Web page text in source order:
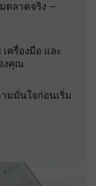
ตลาดจริง —
ครื่องมือ และ
งคุณ
มมั่นใจก่อนเริ่ม